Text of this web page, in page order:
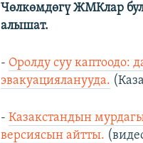
Чөлкөмдөгү ЖМКлар
алышат.
- Оролду суу каптоодо:
эвакуацияланууда.
-Казакстандын
версиясын айтты.